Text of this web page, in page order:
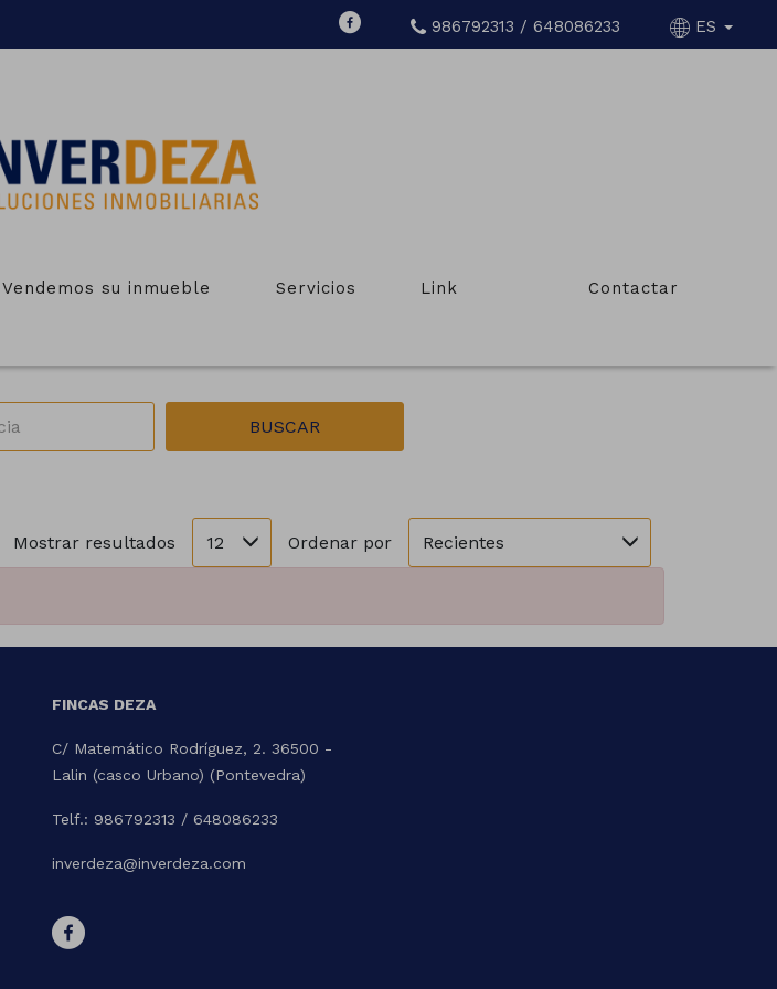
986792313 / 648086233 ES
Vendemos su inmueble Servicios Link Contactar
Operación Tipo de inmueble
BUSCAR
Mostrar resultados 12 Ordenar por Recientes
FINCAS DEZA
C/ Matemático Rodríguez, 2. 36500 -
Lalin (casco Urbano) (Pontevedra)
Telf.: 986792313 / 648086233
inverdeza@inverdeza.com